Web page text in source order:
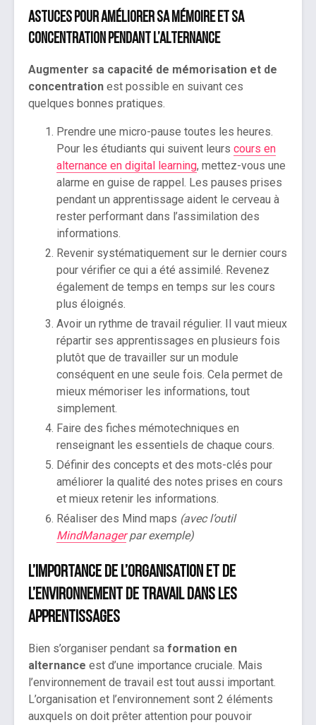
Astuces pour améliorer sa mémoire et sa
concentration pendant l’alternance
Augmenter sa capacité de mémorisation et de
concentration est possible en suivant ces
quelques bonnes pratiques.
Prendre une micro-pause toutes les heures.
Pour les étudiants qui suivent leurs cours en
alternance en digital learning, mettez-vous une
alarme en guise de rappel. Les pauses prises
pendant un apprentissage aident le cerveau à
rester performant dans l’assimilation des
informations.
Revenir systématiquement sur le dernier cours
pour vérifier ce qui a été assimilé. Revenez
également de temps en temps sur les cours
plus éloignés.
Avoir un rythme de travail régulier. Il vaut mieux
répartir ses apprentissages en plusieurs fois
plutôt que de travailler sur un module
conséquent en une seule fois. Cela permet de
mieux mémoriser les informations, tout
simplement.
Faire des fiches mémotechniques en
renseignant les essentiels de chaque cours.
Définir des concepts et des mots-clés pour
améliorer la qualité des notes prises en cours
et mieux retenir les informations.
Réaliser des Mind maps (avec l’outil
MindManagerpar exemple)
L’importance de l’organisation et de
l’environnement de travail dans les
apprentissages
Bien s’organiser pendant sa formation en
alternance est d’une importance cruciale. Mais
l’environnement de travail est tout aussi important.
L’organisation et l’environnement sont 2 éléments
auxquels on doit prêter attention pour pouvoir